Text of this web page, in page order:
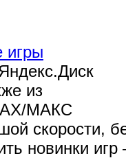
игры
из
МАКС
скорости,
новинки